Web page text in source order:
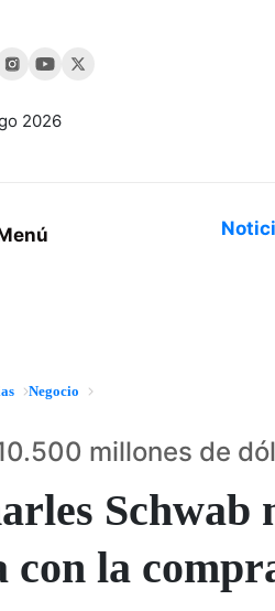
2026
Negocio
Schwab
con la
millones de